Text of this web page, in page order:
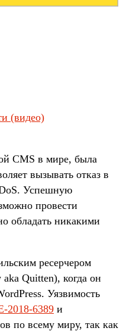
(видео)
CMS в мире, была
вызывать отказ в
Успешную
провести
обладать никакими
ресерчером
Quitten), когда он
Уязвимость
2018-6389 и
по всему миру, так как